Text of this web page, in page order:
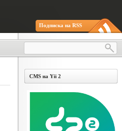
Подписка на RSS
CMS на Yii 2